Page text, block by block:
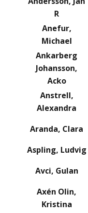
R
Anefur,
Michael
Ankarberg
Johansson,
Acko
Anstrell,
Alexandra
Aranda, Clara
Aspling, Ludvig
Avci, Gulan
Axén Olin,
Kristina